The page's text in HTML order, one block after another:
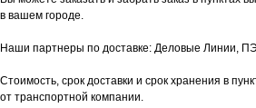
в вашем городе.
Наши партнеры по доставке: Деловые Линии,
Стоимость, срок доставки и срок хранения в
от транспортной компании.